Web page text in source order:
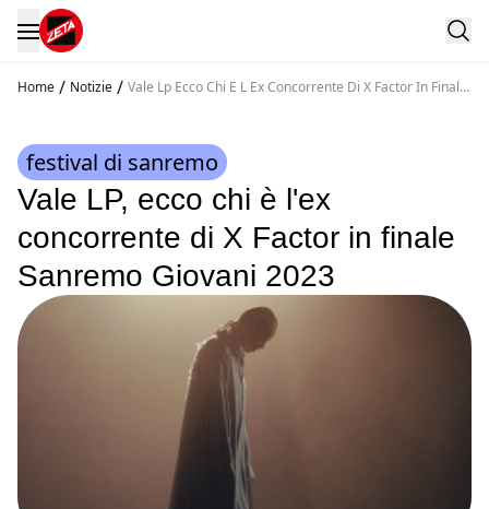
Home / Notizie / Vale Lp Ecco Chi E L Ex Concorrente Di X Factor In Finale
festival di sanremo
Vale LP, ecco chi è l'ex
concorrente di X Factor in finale
Sanremo Giovani 2023